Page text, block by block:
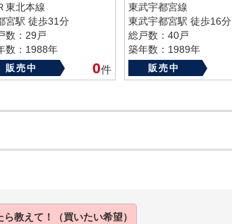
東北本線
宮駅 徒歩31分
数：29戸
数：1988年
販売中 0件
東武宇都宮線
東武宇都宮駅 徒歩16分
総戸数：40戸
築年数：1989年
販売中
ら教えて！（買いたい希望）